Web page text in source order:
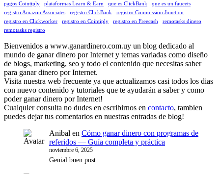
pagos Cointiply
plataformas Learn & Earn que es ClickBank
que es un faucets
registro Amazon Associates
registro ClickBank
registro Commission Junction
registro en Clickworker
registro en Cointiply registro en Freecash
remotasks dinero
remotasks registro
Bienvenidos a www.ganardinero.com.uy un blog dedicado al
mundo de ganar dinero por Internet y temas variadas como diseño
de blogs, marketing, seo y todo el contenido que necesitas saber
para ganar dinero por Internet.
Visita nuestra web frecuente ya que actualizamos casi todos los dias
con nuevo contenido y tutoriales que te ayudarán a saber y como
poder ganar dinero por Internet!
Cualquier consulta no dudes en escribirnos en contacto, tambien
puedes dejar tus comentarios en nuestras entradas de blog!
Anibal en Cómo ganar dinero con programas de
referidos — Guía completa y práctica
noviembre 6, 2025
Genial buen post